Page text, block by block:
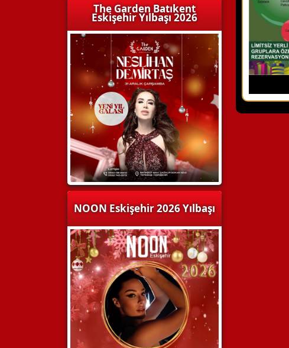
The Garden Batıkent
Eskişehir Yılbaşı 2026
NOON Eskişehir 2026 Yılbaşı